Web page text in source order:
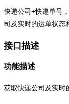
快递公司+快递单号
司及实时的运单状态
接口描述
功能描述
获取快递公司及实时